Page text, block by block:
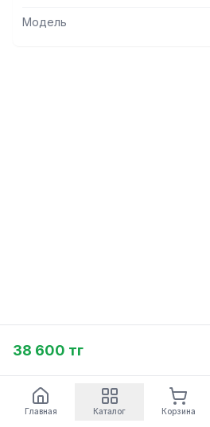
Модель
38 600 тг
Главная Каталог Корзина